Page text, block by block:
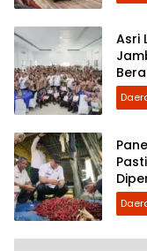
Asri